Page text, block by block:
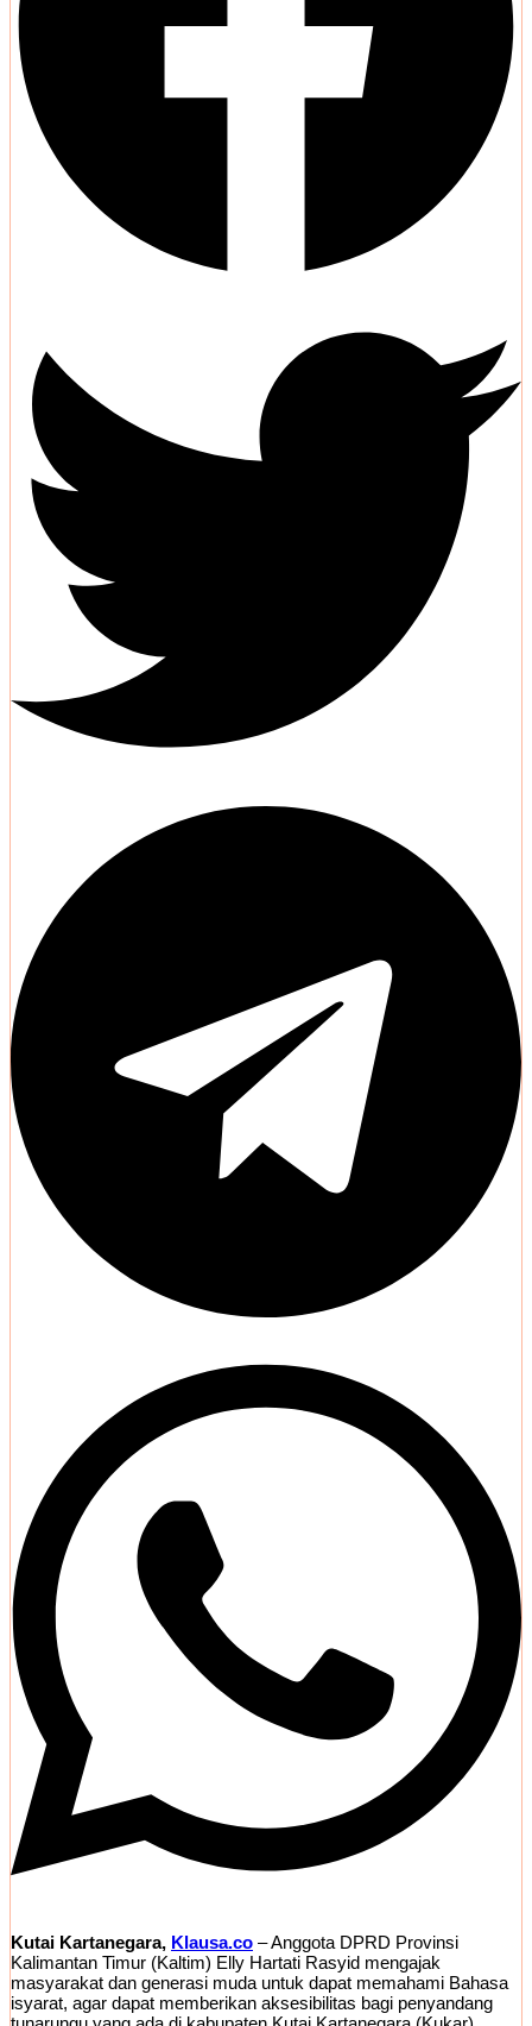
Kutai Kartanegara, Klausa.co – Anggota DPRD Provinsi
Kalimantan Timur (Kaltim) Elly Hartati Rasyid mengajak
masyarakat dan generasi muda untuk dapat memahami Bahasa
isyarat, agar dapat memberikan aksesibilitas bagi penyandang